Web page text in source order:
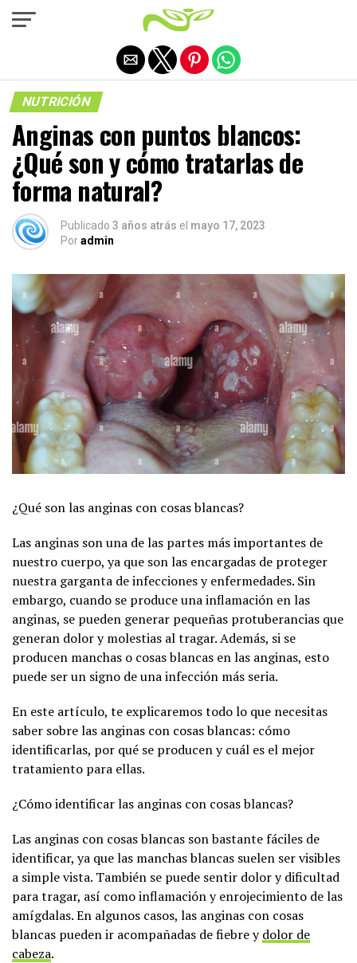
NUTRICIÓN
Anginas con puntos blancos:
¿Qué son y cómo tratarlas de
forma natural?
Publicado 3 años atrás el mayo 17, 2023
Poradmin
¿Qué son las anginas con cosas blancas?
Las anginas son una de las partes más importantes de
nuestro cuerpo, ya que son las encargadas de proteger
nuestra garganta de infecciones y enfermedades. Sin
embargo, cuando se produce una inflamación en las
anginas, se pueden generar pequeñas protuberancias que
generan dolor y molestias al tragar. Además, si se
producen manchas o cosas blancas en las anginas, esto
puede ser un signo de una infección más seria.
En este artículo, te explicaremos todo lo que necesitas
saber sobre las anginas con cosas blancas: cómo
identificarlas, por qué se producen y cuál es el mejor
tratamiento para ellas.
¿Cómo identificar las anginas con cosas blancas?
Las anginas con cosas blancas son bastante fáciles de
identificar, ya que las manchas blancas suelen ser visibles
a simple vista. También se puede sentir dolor y dificultad
para tragar, así como inflamación y enrojecimiento de las
amígdalas. En algunos casos, las anginas con cosas
blancas pueden ir acompañadas de fiebre ydolor de
cabeza.
Salir de la versión móvil